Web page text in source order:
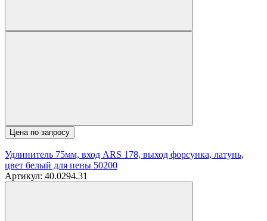
Цена по запросу
Удлинитель 75мм, вход ARS 178, выход форсунка, латунь,
цвет белый для пены 50200
Артикул: 40.0294.31